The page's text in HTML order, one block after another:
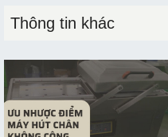
Thông tin khác